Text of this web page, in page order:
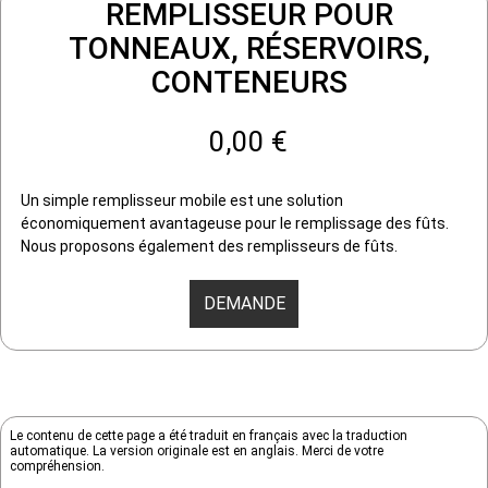
REMPLISSEUR POUR
TONNEAUX, RÉSERVOIRS,
CONTENEURS
0,00 €
Un simple remplisseur mobile est une solution
économiquement avantageuse pour le remplissage des fûts.
Nous proposons également des remplisseurs de fûts.
DEMANDE
Le contenu de cette page a été traduit en français avec la traduction
automatique. La version originale est en anglais. Merci de votre
compréhension.